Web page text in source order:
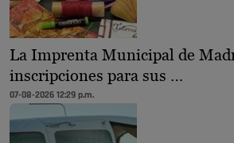
La Imprenta Municipal de
inscripciones para sus …
07-08-2026 12:29 p.m.